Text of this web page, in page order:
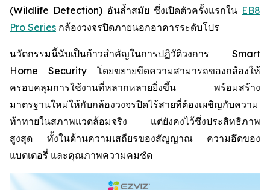
(Wildlife Detection) อันล้ำสมัย ซึ่งเปิดตัวครั้งแรกใน EB8
Pro Series กล้องวงจรปิดภายนอกอาคารระดับโปร
นวัตกรรมนี้นับเป็นก้าวสำคัญในการปฏิวัติวงการ Smart
Home Security โดยขยายขีดความสามารถของกล้องให้
ครอบคลุมการใช้งานที่หลากหลายยิ่งขึ้น พร้อมสร้าง
มาตรฐานใหม่ให้กับกล้องวงจรปิดไร้สายที่ต้องเผชิญกับความ
ท้าทายในสภาพแวดล้อมจริง แต่ยังคงไว้ซึ่งประสิทธิภาพ
สูงสุด ทั้งในด้านความเสถียรของสัญญาณ ความอึดของ
แบตเตอรี่ และคุณภาพความคมชัด